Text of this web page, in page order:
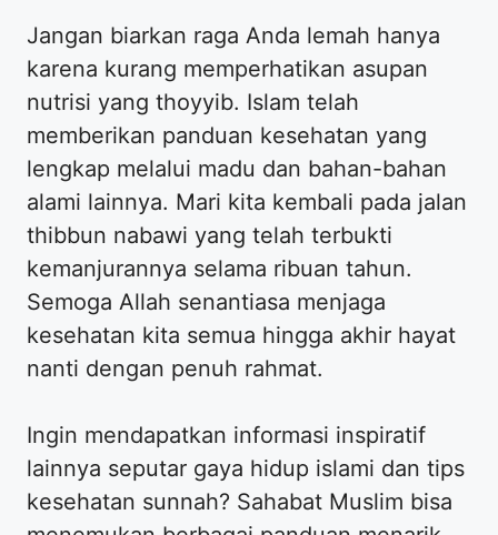
Jangan biarkan raga Anda lemah hanya
karena kurang memperhatikan asupan
nutrisi yang thoyyib. Islam telah
memberikan panduan kesehatan yang
lengkap melalui madu dan bahan-bahan
alami lainnya. Mari kita kembali pada jalan
thibbun nabawi yang telah terbukti
kemanjurannya selama ribuan tahun.
Semoga Allah senantiasa menjaga
kesehatan kita semua hingga akhir hayat
nanti dengan penuh rahmat.
Ingin mendapatkan informasi inspiratif
lainnya seputar gaya hidup islami dan tips
kesehatan sunnah? Sahabat Muslim bisa